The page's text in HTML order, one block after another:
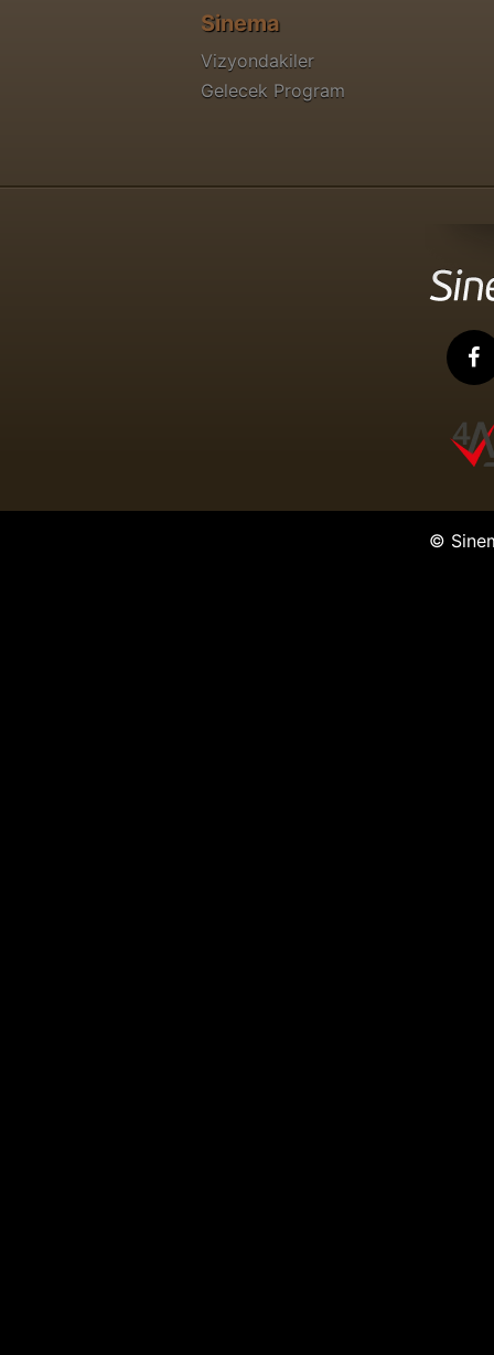
Sinema
Vizyondakiler
Gelecek Program
©